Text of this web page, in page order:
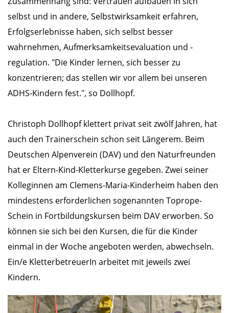
selbst und in andere, Selbstwirksamkeit erfahren,
Erfolgserlebnisse haben, sich selbst besser
wahrnehmen, Aufmerksamkeitsevaluation und -
regulation. "Die Kinder lernen, sich besser zu
konzentrieren; das stellen wir vor allem bei unseren
ADHS-Kindern fest.", so Dollhopf.
Christoph Dollhopf klettert privat seit zwölf Jahren, hat
auch den Trainerschein schon seit Längerem. Beim
Deutschen Alpenverein (DAV) und den Naturfreunden
hat er Eltern-Kind-Kletterkurse gegeben. Zwei seiner
Kolleginnen am Clemens-Maria-Kinderheim haben den
mindestens erforderlichen sogenannten Toprope-
Schein in Fortbildungskursen beim DAV erworben. So
können sie sich bei den Kursen, die für die Kinder
einmal in der Woche angeboten werden, abwechseln.
Ein/e KletterbetreuerIn arbeitet mit jeweils zwei
Kindern.